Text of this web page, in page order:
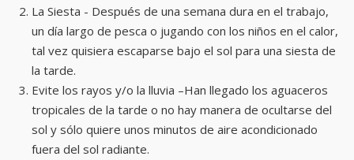
La Siesta - Después de una semana dura en el trabajo,
un día largo de pesca o jugando con los niños en el calor,
tal vez quisiera escaparse bajo el sol para una siesta de
la tarde.
Evite los rayos y/o la lluvia –Han llegado los aguaceros
tropicales de la tarde o no hay manera de ocultarse del
sol y sólo quiere unos minutos de aire acondicionado
fuera del sol radiante.